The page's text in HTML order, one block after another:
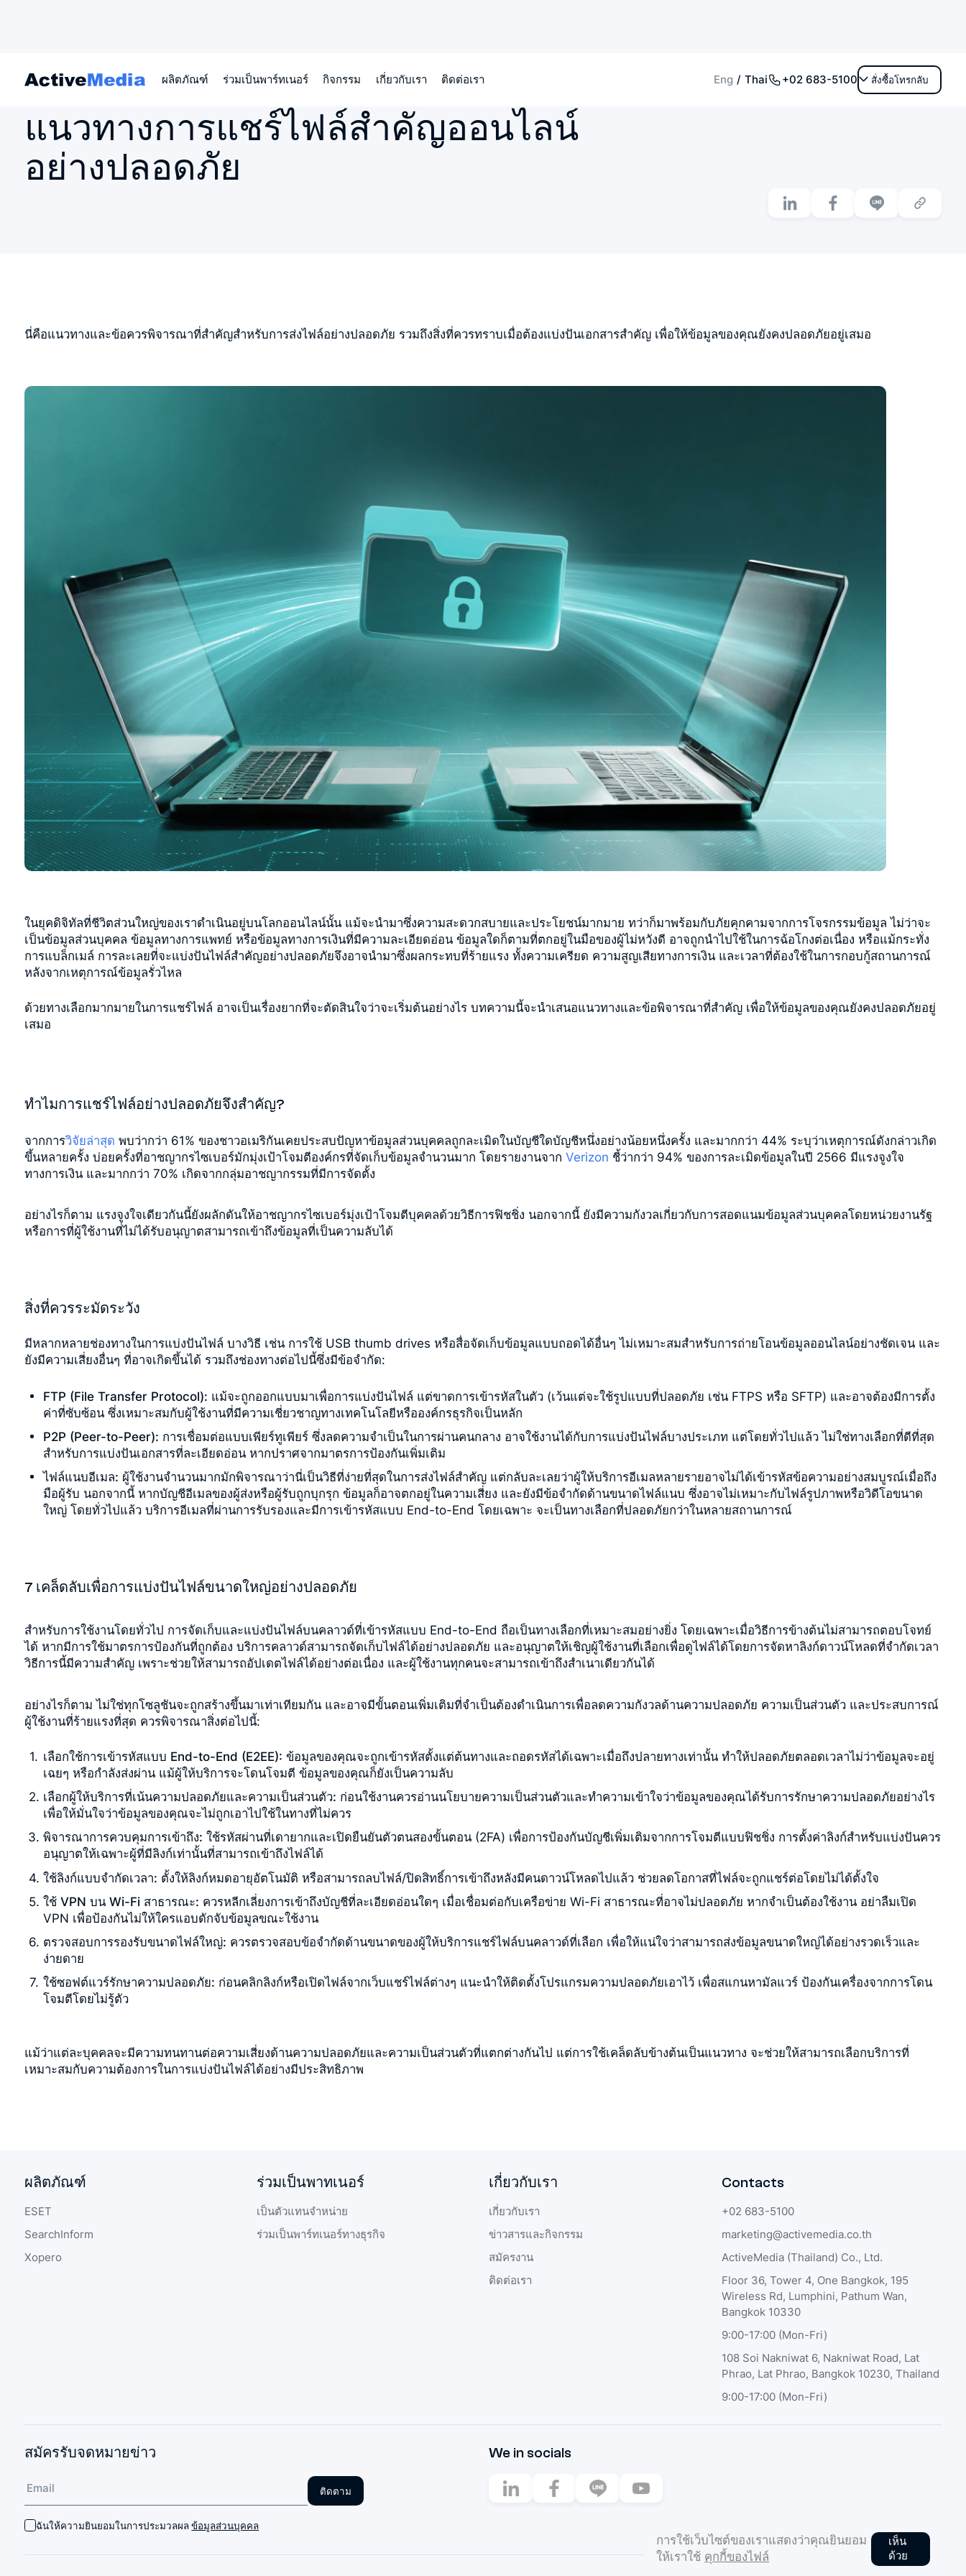
ผลิตภัณฑ์ ร่วมเป็นพาร์ทเนอร์ กิจกรรม เกี่ยวกับเรา ติดต่อเรา Eng Thai +02 683-5100 สั่งซื้อโทรกลับ
หน้าหลัก แนวทางการแชร์ไฟล์สำคัญออนไลน์อย่างปลอดภัย
แนวทางการแชร์ไฟล์สำคัญออนไลน์
อย่างปลอดภัย
นี่คือแนวทางและข้อควรพิจารณาที่สำคัญสำหรับการส่งไฟล์อย่างปลอดภัย รวมถึงสิ่งที่ควรทราบเมื่อต้องแบ่งปันเอกสารสำคัญ เพื่อให้ข้อมูลของคุณยังคงปลอดภัยอยู่เสมอ
ในยุคดิจิทัลที่ชีวิตส่วนใหญ่ของเราดำเนินอยู่บนโลกออนไลน์นั้น แม้จะนำมาซึ่งความสะดวกสบายและประโยชน์มากมาย ทว่าก็มาพร้อมกับภัยคุกคามจากการโจรกรรมข้อมูล ไม่ว่าจะ
เป็นข้อมูลส่วนบุคคล ข้อมูลทางการแพทย์ หรือข้อมูลทางการเงินที่มีความละเอียดอ่อน ข้อมูลใดก็ตามที่ตกอยู่ในมือของผู้ไม่หวังดี อาจถูกนำไปใช้ในการฉ้อโกงต่อเนื่อง หรือแม้กระทั่ง
การแบล็กเมล์ การละเลยที่จะแบ่งปันไฟล์สำคัญอย่างปลอดภัยจึงอาจนำมาซึ่งผลกระทบที่ร้ายแรง ทั้งความเครียด ความสูญเสียทางการเงิน และเวลาที่ต้องใช้ในการกอบกู้สถานการณ์
หลังจากเหตุการณ์ข้อมูลรั่วไหล
ด้วยทางเลือกมากมายในการแชร์ไฟล์ อาจเป็นเรื่องยากที่จะตัดสินใจว่าจะเริ่มต้นอย่างไร บทความนี้จะนำเสนอแนวทางและข้อพิจารณาที่สำคัญ เพื่อให้ข้อมูลของคุณยังคงปลอดภัยอยู่
เสมอ
ทำไมการแชร์ไฟล์อย่างปลอดภัยจึงสำคัญ?
จากการวิจัยล่าสุด พบว่ากว่า 61% ของชาวอเมริกันเคยประสบปัญหาข้อมูลส่วนบุคคลถูกละเมิดในบัญชีใดบัญชีหนึ่งอย่างน้อยหนึ่งครั้ง และมากกว่า 44% ระบุว่าเหตุการณ์ดังกล่าวเกิด
ขึ้นหลายครั้ง บ่อยครั้งที่อาชญากรไซเบอร์มักมุ่งเป้าโจมตีองค์กรที่จัดเก็บข้อมูลจำนวนมาก โดยรายงานจาก Verizon ชี้ว่ากว่า 94% ของการละเมิดข้อมูลในปี 2566 มีแรงจูงใจ
ทางการเงิน และมากกว่า 70% เกิดจากกลุ่มอาชญากรรมที่มีการจัดตั้ง
อย่างไรก็ตาม แรงจูงใจเดียวกันนี้ยังผลักดันให้อาชญากรไซเบอร์มุ่งเป้าโจมตีบุคคลด้วยวิธีการฟิชชิ่ง นอกจากนี้ ยังมีความกังวลเกี่ยวกับการสอดแนมข้อมูลส่วนบุคคลโดยหน่วยงานรัฐ
หรือการที่ผู้ใช้งานที่ไม่ได้รับอนุญาตสามารถเข้าถึงข้อมูลที่เป็นความลับได้
สิ่งที่ควรระมัดระวัง
มีหลากหลายช่องทางในการแบ่งปันไฟล์ บางวิธี เช่น การใช้ USB thumb drives หรือสื่อจัดเก็บข้อมูลแบบถอดได้อื่นๆ ไม่เหมาะสมสำหรับการถ่ายโอนข้อมูลออนไลน์อย่างชัดเจน และ
ยังมีความเสี่ยงอื่นๆ ที่อาจเกิดขึ้นได้ รวมถึงช่องทางต่อไปนี้ซึ่งมีข้อจำกัด:
FTP (File Transfer Protocol): แม้จะถูกออกแบบมาเพื่อการแบ่งปันไฟล์ แต่ขาดการเข้ารหัสในตัว (เว้นแต่จะใช้รูปแบบที่ปลอดภัย เช่น FTPS หรือ SFTP) และอาจต้องมีการตั้ง
ค่าที่ซับซ้อน ซึ่งเหมาะสมกับผู้ใช้งานที่มีความเชี่ยวชาญทางเทคโนโลยีหรือองค์กรธุรกิจเป็นหลัก
P2P (Peer-to-Peer): การเชื่อมต่อแบบเพียร์ทูเพียร์ ซึ่งลดความจำเป็นในการผ่านคนกลาง อาจใช้งานได้กับการแบ่งปันไฟล์บางประเภท แต่โดยทั่วไปแล้ว ไม่ใช่ทางเลือกที่ดีที่สุด
สำหรับการแบ่งปันเอกสารที่ละเอียดอ่อน หากปราศจากมาตรการป้องกันเพิ่มเติม
ไฟล์แนบอีเมล: ผู้ใช้งานจำนวนมากมักพิจารณาว่านี่เป็นวิธีที่ง่ายที่สุดในการส่งไฟล์สำคัญ แต่กลับละเลยว่าผู้ให้บริการอีเมลหลายรายอาจไม่ได้เข้ารหัสข้อความอย่างสมบูรณ์เมื่อถึง
มือผู้รับ นอกจากนี้ หากบัญชีอีเมลของผู้ส่งหรือผู้รับถูกบุกรุก ข้อมูลก็อาจตกอยู่ในความเสี่ยง และยังมีข้อจำกัดด้านขนาดไฟล์แนบ ซึ่งอาจไม่เหมาะกับไฟล์รูปภาพหรือวิดีโอขนาด
ใหญ่ โดยทั่วไปแล้ว บริการอีเมลที่ผ่านการรับรองและมีการเข้ารหัสแบบ End-to-End โดยเฉพาะ จะเป็นทางเลือกที่ปลอดภัยกว่าในหลายสถานการณ์
7 เคล็ดลับเพื่อการแบ่งปันไฟล์ขนาดใหญ่อย่างปลอดภัย
สำหรับการใช้งานโดยทั่วไป การจัดเก็บและแบ่งปันไฟล์บนคลาวด์ที่เข้ารหัสแบบ End-to-End ถือเป็นทางเลือกที่เหมาะสมอย่างยิ่ง โดยเฉพาะเมื่อวิธีการข้างต้นไม่สามารถตอบโจทย์
ได้ หากมีการใช้มาตรการป้องกันที่ถูกต้อง บริการคลาวด์สามารถจัดเก็บไฟล์ได้อย่างปลอดภัย และอนุญาตให้เชิญผู้ใช้งานที่เลือกเพื่อดูไฟล์ได้โดยการจัดหาลิงก์ดาวน์โหลดที่จำกัดเวลา
วิธีการนี้มีความสำคัญ เพราะช่วยให้สามารถอัปเดตไฟล์ได้อย่างต่อเนื่อง และผู้ใช้งานทุกคนจะสามารถเข้าถึงสำเนาเดียวกันได้
อย่างไรก็ตาม ไม่ใช่ทุกโซลูชันจะถูกสร้างขึ้นมาเท่าเทียมกัน และอาจมีขั้นตอนเพิ่มเติมที่จำเป็นต้องดำเนินการเพื่อลดความกังวลด้านความปลอดภัย ความเป็นส่วนตัว และประสบการณ์
ผู้ใช้งานที่ร้ายแรงที่สุด ควรพิจารณาสิ่งต่อไปนี้:
เลือกใช้การเข้ารหัสแบบ End-to-End (E2EE): ข้อมูลของคุณจะถูกเข้ารหัสตั้งแต่ต้นทางและถอดรหัสได้เฉพาะเมื่อถึงปลายทางเท่านั้น ทำให้ปลอดภัยตลอดเวลาไม่ว่าข้อมูลจะอยู่
เฉยๆ หรือกำลังส่งผ่าน แม้ผู้ให้บริการจะโดนโจมตี ข้อมูลของคุณก็ยังเป็นความลับ
เลือกผู้ให้บริการที่เน้นความปลอดภัยและความเป็นส่วนตัว: ก่อนใช้งานควรอ่านนโยบายความเป็นส่วนตัวและทำความเข้าใจว่าข้อมูลของคุณได้รับการรักษาความปลอดภัยอย่างไร
เพื่อให้มั่นใจว่าข้อมูลของคุณจะไม่ถูกเอาไปใช้ในทางที่ไม่ควร
พิจารณาการควบคุมการเข้าถึง: ใช้รหัสผ่านที่เดายากและเปิดยืนยันตัวตนสองขั้นตอน (2FA) เพื่อการป้องกันบัญชีเพิ่มเติมจากการโจมตีแบบฟิชชิ่ง การตั้งค่าลิงก์สำหรับแบ่งปันควร
อนุญาตให้เฉพาะผู้ที่มีลิงก์เท่านั้นที่สามารถเข้าถึงไฟล์ได้
ใช้ลิงก์แบบจำกัดเวลา: ตั้งให้ลิงก์หมดอายุอัตโนมัติ หรือสามารถลบไฟล์/ปิดสิทธิ์การเข้าถึงหลังมีคนดาวน์โหลดไปแล้ว ช่วยลดโอกาสที่ไฟล์จะถูกแชร์ต่อโดยไม่ได้ตั้งใจ
ใช้ VPN บน Wi-Fi สาธารณะ: ควรหลีกเลี่ยงการเข้าถึงบัญชีที่ละเอียดอ่อนใดๆ เมื่อเชื่อมต่อกับเครือข่าย Wi-Fi สาธารณะที่อาจไม่ปลอดภัย หากจำเป็นต้องใช้งาน อย่าลืมเปิด
VPN เพื่อป้องกันไม่ให้ใครแอบดักจับข้อมูลขณะใช้งาน
ตรวจสอบการรองรับขนาดไฟล์ใหญ่: ควรตรวจสอบข้อจำกัดด้านขนาดของผู้ให้บริการแชร์ไฟล์บนคลาวด์ที่เลือก เพื่อให้แน่ใจว่าสามารถส่งข้อมูลขนาดใหญ่ได้อย่างรวดเร็วและ
ง่ายดาย
ใช้ซอฟต์แวร์รักษาความปลอดภัย: ก่อนคลิกลิงก์หรือเปิดไฟล์จากเว็บแชร์ไฟล์ต่างๆ แนะนำให้ติดตั้งโปรแกรมความปลอดภัยเอาไว้ เพื่อสแกนหามัลแวร์ ป้องกันเครื่องจากการโดน
โจมตีโดยไม่รู้ตัว
แม้ว่าแต่ละบุคคลจะมีความทนทานต่อความเสี่ยงด้านความปลอดภัยและความเป็นส่วนตัวที่แตกต่างกันไป แต่การใช้เคล็ดลับข้างต้นเป็นแนวทาง จะช่วยให้สามารถเลือกบริการที่
เหมาะสมกับความต้องการในการแบ่งปันไฟล์ได้อย่างมีประสิทธิภาพ
ผลิตภัณฑ์
ESET
SearchInform
Xopero
ร่วมเป็นพาทเนอร์
เป็นตัวแทนจำหน่าย
ร่วมเป็นพาร์ทเนอร์ทางธุรกิจ
เกี่ยวกับเรา
เกี่ยวกับเรา
ข่าวสารและกิจกรรม
สมัครงาน
ติดต่อเรา
Contacts
+02 683-5100
marketing@activemedia.co.th
ActiveMedia (Thailand) Co., Ltd.
Floor 36, Tower 4, One Bangkok, 195
Wireless Rd, Lumphini, Pathum Wan,
Bangkok 10330
9:00-17:00 (Mon-Fri)
108 Soi Nakniwat 6, Nakniwat Road, Lat
Phrao, Lat Phrao, Bangkok 10230, Thailand
9:00-17:00 (Mon-Fri)
สมัครรับจดหมายข่าว
ติดตาม
ฉันให้ความยินยอมในการประมวลผลข้อมูลส่วนบุคคล
We in socials
การใช้เว็บไซต์ของเราแสดงว่าคุณยินยอม
ให้เราใช้ คุกกี้ของไฟล์
เห็น
ด้วย